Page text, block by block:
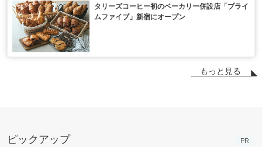
タリーズコーヒー初のベーカリー併設店「プライ
ムファイブ」新宿にオープン
もっと見る
ピックアップ PR